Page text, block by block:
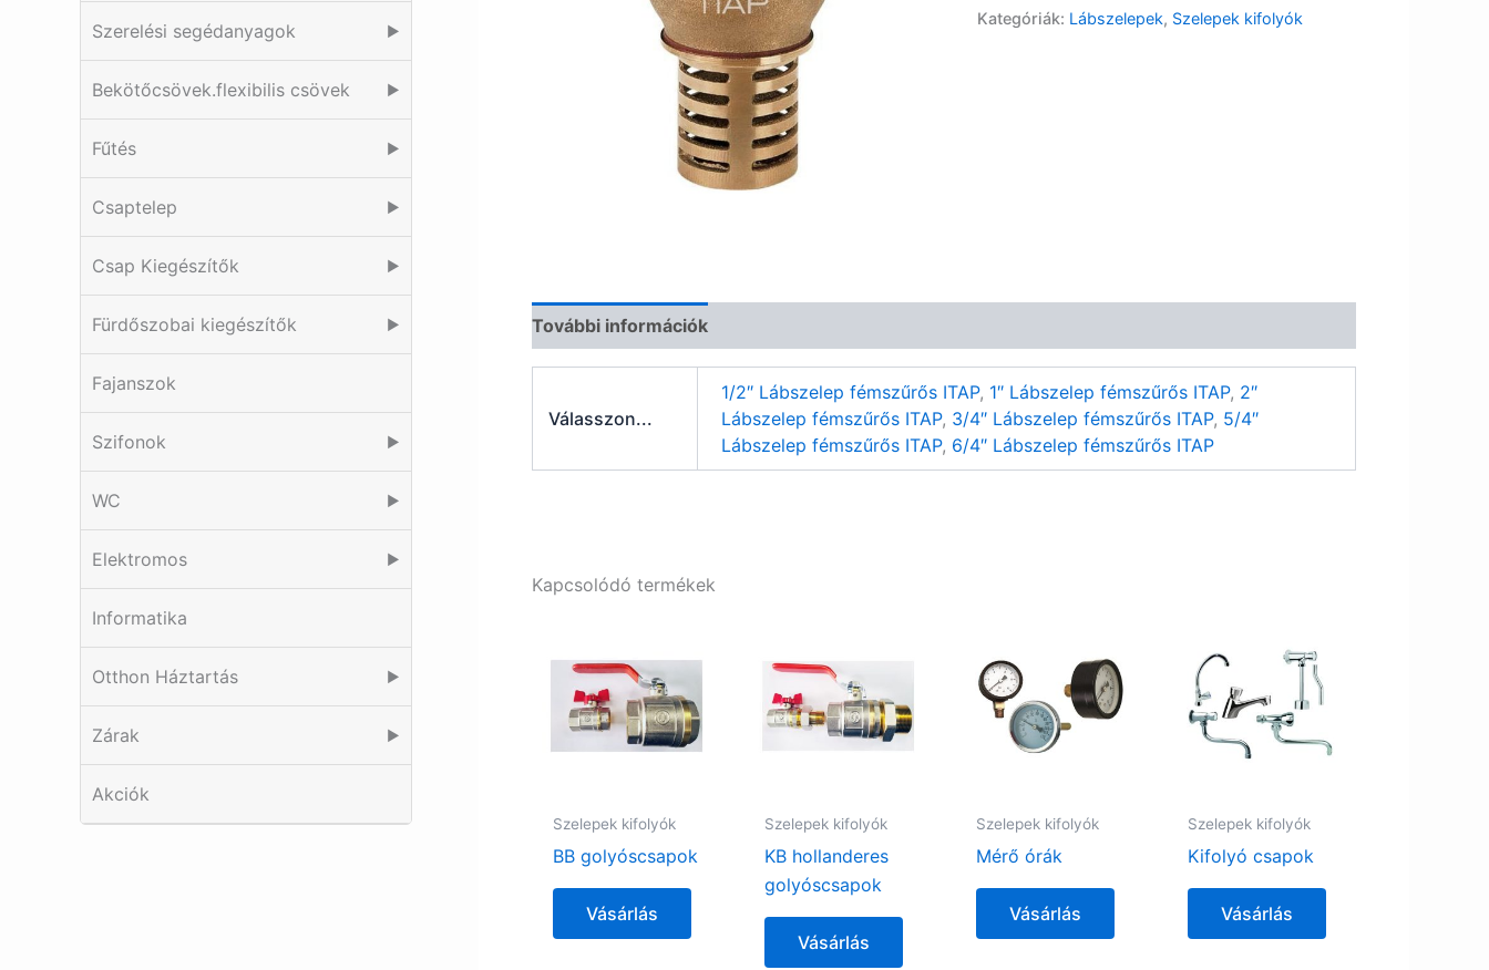
Szerelési segédanyagok ▶
Bekötőcsövek.flexibilis csövek ▶
Fűtés ▶
Csaptelep ▶
Csap Kiegészítők ▶
Fürdőszobai kiegészítők ▶
Fajanszok
Szifonok ▶
WC ▶
Elektromos ▶
Informatika
Otthon Háztartás ▶
Zárak ▶
Akciók
Kategóriák: Lábszelepek, Szelepek kifolyók
További információk
Válasszon...
1/2″ Lábszelep fémszűrős ITAP, 1″ Lábszelep fémszűrős ITAP, 2″
Lábszelep fémszűrős ITAP, 3/4″ Lábszelep fémszűrős ITAP, 5/4″
Lábszelep fémszűrős ITAP, 6/4″ Lábszelep fémszűrős ITAP
Kapcsolódó termékek
Szelepek kifolyók
BB golyóscsapok
Vásárlás
Szelepek kifolyók
KB hollanderes
golyóscsapok
Vásárlás
Szelepek kifolyók
Mérő órák
Vásárlás
Szelepek kifolyók
Kifolyó csapok
Vásárlás